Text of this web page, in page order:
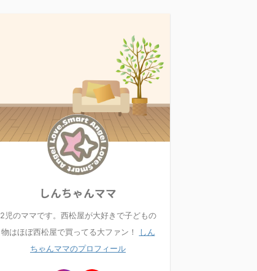
しんちゃんママ
2児のママです。西松屋が大好きで子どもの
物はほぼ西松屋で買ってる大ファン！
しん
ちゃんママのプロフィール